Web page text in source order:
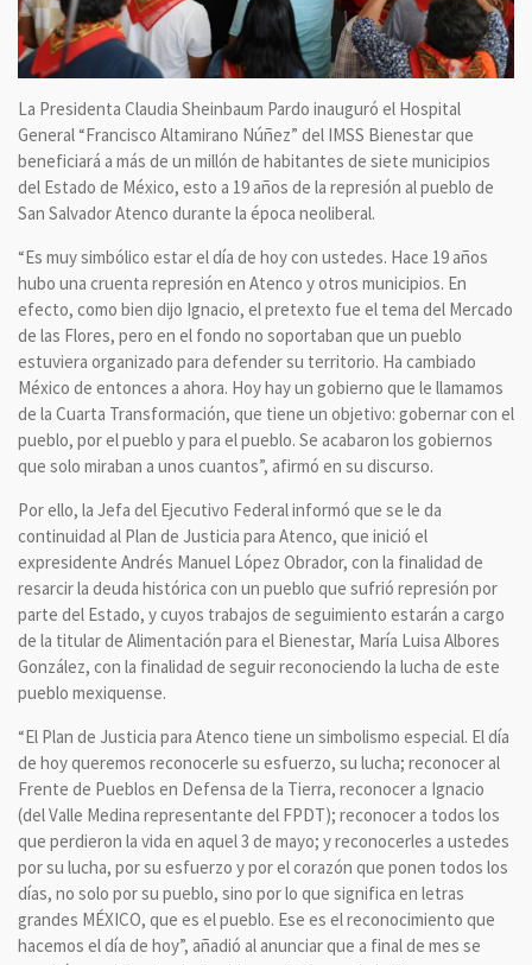
La Presidenta Claudia Sheinbaum Pardo inauguró el Hospital
General “Francisco Altamirano Núñez” del IMSS Bienestar que
beneficiará a más de un millón de habitantes de siete municipios
del Estado de México, esto a 19 años de la represión al pueblo de
San Salvador Atenco durante la época neoliberal.
“Es muy simbólico estar el día de hoy con ustedes. Hace 19 años
hubo una cruenta represión en Atenco y otros municipios. En
efecto, como bien dijo Ignacio, el pretexto fue el tema del Mercado
de las Flores, pero en el fondo no soportaban que un pueblo
estuviera organizado para defender su territorio. Ha cambiado
México de entonces a ahora. Hoy hay un gobierno que le llamamos
de la Cuarta Transformación, que tiene un objetivo: gobernar con el
pueblo, por el pueblo y para el pueblo. Se acabaron los gobiernos
que solo miraban a unos cuantos”, afirmó en su discurso.
Por ello, la Jefa del Ejecutivo Federal informó que se le da
continuidad al Plan de Justicia para Atenco, que inició el
expresidente Andrés Manuel López Obrador, con la finalidad de
resarcir la deuda histórica con un pueblo que sufrió represión por
parte del Estado, y cuyos trabajos de seguimiento estarán a cargo
de la titular de Alimentación para el Bienestar, María Luisa Albores
González, con la finalidad de seguir reconociendo la lucha de este
pueblo mexiquense.
“El Plan de Justicia para Atenco tiene un simbolismo especial. El día
de hoy queremos reconocerle su esfuerzo, su lucha; reconocer al
Frente de Pueblos en Defensa de la Tierra, reconocer a Ignacio
(del Valle Medina representante del FPDT); reconocer a todos los
que perdieron la vida en aquel 3 de mayo; y reconocerles a ustedes
por su lucha, por su esfuerzo y por el corazón que ponen todos los
días, no solo por su pueblo, sino por lo que significa en letras
grandes MÉXICO, que es el pueblo. Ese es el reconocimiento que
hacemos el día de hoy”, añadió al anunciar que a final de mes se